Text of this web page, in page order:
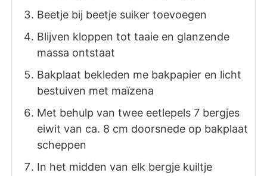
Beetje bij beetje suiker toevoegen
Blijven kloppen tot taaie en glanzende
massa ontstaat
Bakplaat bekleden me bakpapier en licht
bestuiven met maïzena
Met behulp van twee eetlepels 7 bergjes
eiwit van ca. 8 cm doorsnede op bakplaat
scheppen
In het midden van elk bergje kuiltje